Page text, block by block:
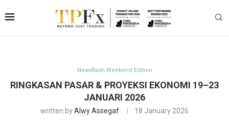
Newsflash Weekend Edition
RINGKASAN PASAR & PROYEKSI EKONOMI 19–23
JANUARI 2026
written byAlwy Assegaf 18 January 2026